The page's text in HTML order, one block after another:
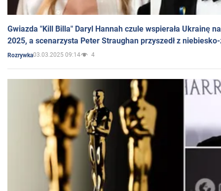
Gwiazda "Kill Billa" Daryl Hannah czule wspierała Ukrainę
2025, a scenarzysta Peter Straughan przyszedł z
Rozrywka03.03.2025 09:14 4